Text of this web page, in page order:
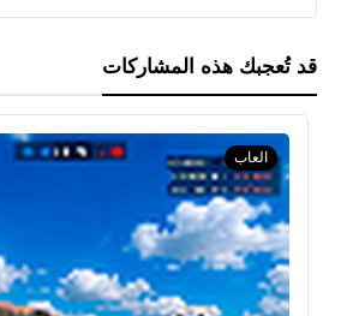
قد تُعجبك هذه المشاركات
العاب